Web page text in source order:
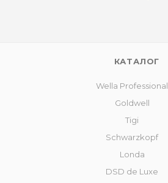
КАТАЛОГ
Wella Professional
Goldwell
Tigi
Schwarzkopf
Londa
DSD de Luxe